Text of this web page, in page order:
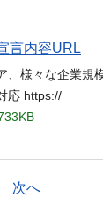
言内容URL
様々な企業規
応 https://
次へ